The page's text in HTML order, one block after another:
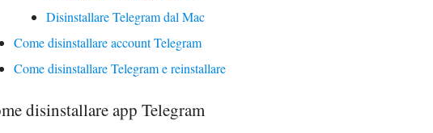
Disinstallare Telegram dal Mac
Come disinstallare account Telegram
Come disinstallare Telegram e reinstallare
disinstallare app Telegram